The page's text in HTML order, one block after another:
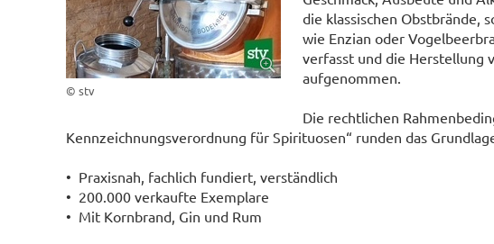
© stv
die klassischen Obstbrände,
wie Enzian oder
verfasst und die Herstellung
aufgenommen.
Die rechtlichen
Kennzeichnungsverordnung für Spirituosen“ runden das
• Praxisnah, fachlich fundiert, verständlich
• 200.000 verkaufte Exemplare
• Mit Kornbrand, Gin und Rum